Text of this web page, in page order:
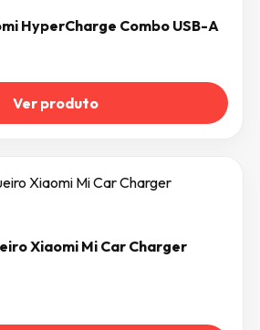
HyperCharge Combo USB-A
Ver produto
Xiaomi Mi Car Charger
original era: € 9,99.
preço atual é: € 3,99.